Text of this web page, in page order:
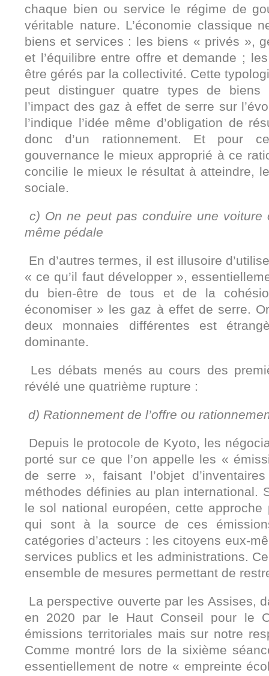
chaque bien ou service le régime de
véritable nature. L’économie classique
biens et services : les biens « privés »,
et l’équilibre entre offre et demande ;
être gérés par la collectivité. Cette
peut distinguer quatre types de
l’impact des gaz à effet de serre sur
l’indique l’idée même d’obligation de
donc d’un rationnement. Et pour
gouvernance le mieux approprié à ce
concilie le mieux le résultat à atteindre,
sociale.
c) On ne peut pas conduire une
même pédale
En d’autres termes, il est illusoire
« ce qu’il faut développer »,
du bien-être de tous et de la
économiser » les gaz à effet de serre.
deux monnaies différentes est
dominante.
Les débats menés au cours des
révélé une quatrième rupture :
d) Rationnement de l’offre ou
Depuis le protocole de Kyoto, les
porté sur ce que l’on appelle les «
de serre », faisant l’objet
méthodes définies au plan international.
le sol national européen, cette
qui sont à la source de ces
catégories d’acteurs : les citoyens eux-
services publics et les administrations.
ensemble de mesures permettant de
La perspective ouverte par les Assises,
en 2020 par le Haut Conseil pour le
émissions territoriales mais sur notre
Comme montré lors de la sixième
essentiellement de notre « empreinte